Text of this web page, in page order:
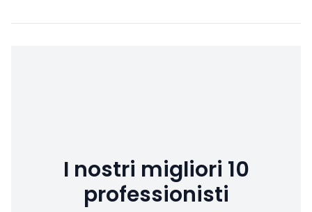
I nostri migliori 10
professionisti